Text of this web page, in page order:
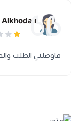
حامل أعواد
ماوصلني الطلب